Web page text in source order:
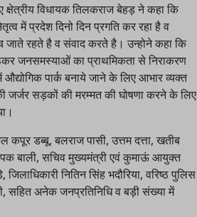
क्षेत्रीय विधायक तिलकराज बेहड़ ने कहा कि
में प्रदेश दिनो दिन प्रगति कर रहा है व
जाते रहते है व संवाद करते है। उन्होने कहा कि
जनसमस्याओं का प्राथमिकता से निराकरण
औद्योगिक पार्क बनाये जाने के लिए आभार व्यक्त
जर्जर सड़कों की मरम्मत की घोषणा करने के लिए
कपूर डब्बू, बलराज पासी, उत्तम दत्ता, खतीब
बाली, सचिव मुख्यमंत्री एवं कुमाऊं आयुक्त
नितिन सिंह भदौरिया, वरिष्ठ पुलिस
सहित अनेक जनप्रतिनिधि व बड़ी संख्या में